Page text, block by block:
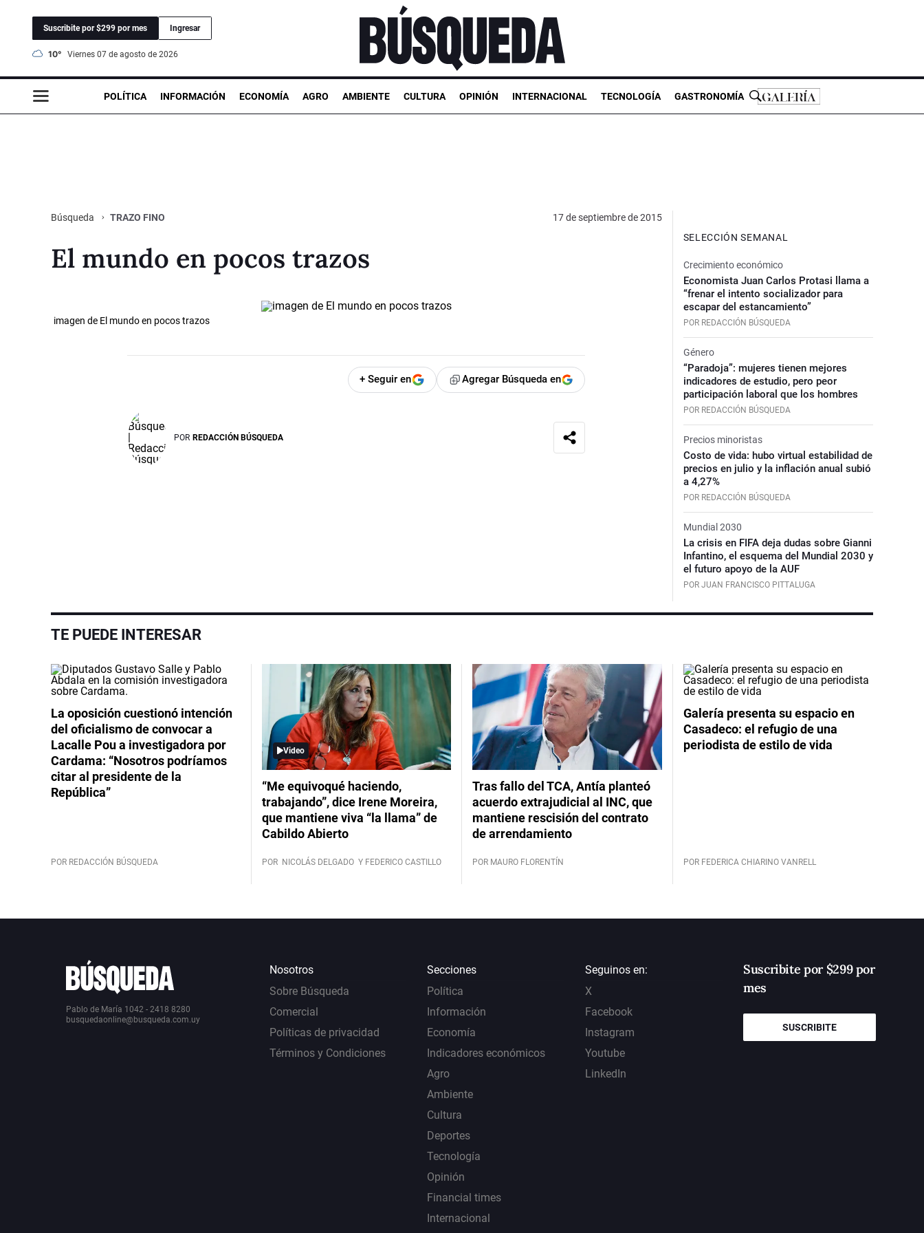
Suscribite por $299 por mes Ingresar
10° viernes 07 de agosto de 2026
POLÍTICA INFORMACIÓN ECONOMÍA AGRO AMBIENTE CULTURA OPINIÓN INTERNACIONAL TECNOLOGÍA GASTRONOMÍA
Búsqueda TRAZO FINO 17 de septiembre de 2015
El mundo en pocos trazos
imagen de El mundo en pocos trazos
+ Seguir en Agregar Búsqueda en
POR REDACCIÓN BÚSQUEDA
SELECCIÓN SEMANAL
Crecimiento económico
Economista Juan Carlos Protasi llama a
“frenar el intento socializador para
escapar del estancamiento”
POR REDACCIÓN BÚSQUEDA
Género
“Paradoja”: mujeres tienen mejores
indicadores de estudio, pero peor
participación laboral que los hombres
POR REDACCIÓN BÚSQUEDA
Precios minoristas
Costo de vida: hubo virtual estabilidad de
precios en julio y la inflación anual subió
a 4,27%
POR REDACCIÓN BÚSQUEDA
Mundial 2030
La crisis en FIFA deja dudas sobre Gianni
Infantino, el esquema del Mundial 2030 y
el futuro apoyo de la AUF
POR JUAN FRANCISCO PITTALUGA
TE PUEDE INTERESAR
La oposición cuestionó intención
del oficialismo de convocar a
Lacalle Pou a investigadora por
Cardama: “Nosotros podríamos
citar al presidente de la
República”
POR REDACCIÓN BÚSQUEDA
Video
“Me equivoqué haciendo,
trabajando”, dice Irene Moreira,
que mantiene viva “la llama” de
Cabildo Abierto
POR NICOLÁS DELGADO Y FEDERICO CASTILLO
Tras fallo del TCA, Antía planteó
acuerdo extrajudicial al INC, que
mantiene rescisión del contrato
de arrendamiento
POR MAURO FLORENTÍN
Galería presenta su espacio en
Casadeco: el refugio de una
periodista de estilo de vida
POR FEDERICA CHIARINO VANRELL
Pablo de María 1042 - 2418 8280
busquedaonline@busqueda.com.uy
Nosotros
Sobre Búsqueda
Comercial
Políticas de privacidad
Términos y Condiciones
Secciones
Política
Información
Economía
Indicadores económicos
Agro
Ambiente
Cultura
Deportes
Tecnología
Opinión
Financial times
Internacional
Seguinos en:
X
Facebook
Instagram
Youtube
LinkedIn
Suscribite por $299 por
mes
SUSCRIBITE